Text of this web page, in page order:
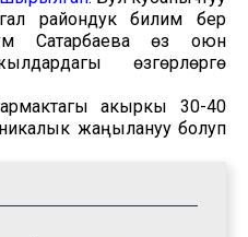
райондук билим берүү
Сатарбаева өз оюн
өзгөрүүлөргө
акыркы 30-40
жаңылануу болуп